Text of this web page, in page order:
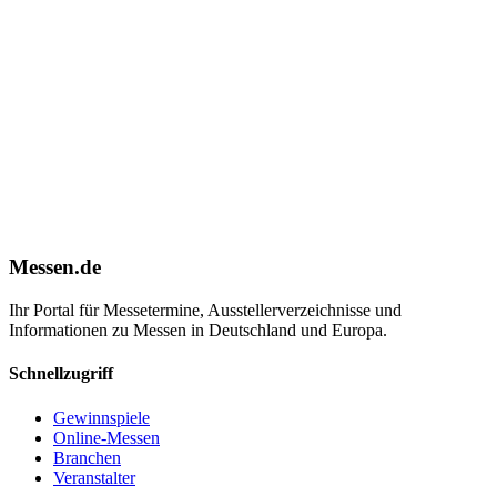
Messen.de
Ihr Portal für Messetermine, Ausstellerverzeichnisse und
Informationen zu Messen in Deutschland und Europa.
Schnellzugriff
Gewinnspiele
Online-Messen
Branchen
Veranstalter